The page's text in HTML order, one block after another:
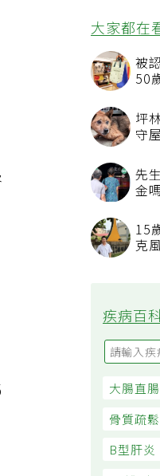
大家都在
被
坪
先
15
疾病百